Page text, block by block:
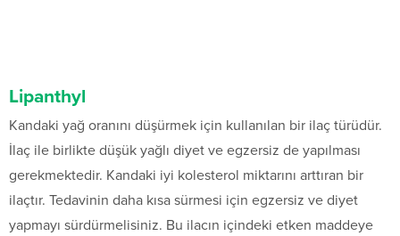
Lipanthyl
Kandaki yağ oranını düşürmek için kullanılan bir ilaç türüdür.
İlaç ile birlikte düşük yağlı diyet ve egzersiz de yapılması
gerekmektedir. Kandaki iyi kolesterol miktarını arttıran bir
ilaçtır. Tedavinin daha kısa sürmesi için egzersiz ve diyet
yapmayı sürdürmelisiniz. Bu ilacın içindeki etken maddeye